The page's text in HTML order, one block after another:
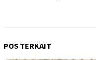
POS TERKAIT